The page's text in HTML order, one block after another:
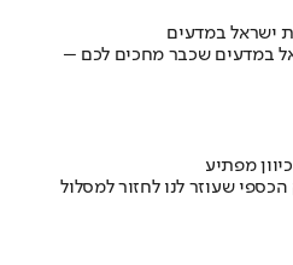
ישראל במדעים
במדעים שכבר מחכים לכם –
מפתיע
שעוזר לנו לחזור למסלול